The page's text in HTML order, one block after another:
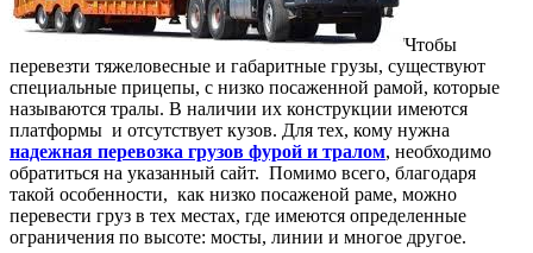
Чтобы
перевезти тяжеловесные и габаритные грузы, существуют
специальные прицепы, с низко посаженной рамой, которые
называются тралы. В наличии их конструкции имеются
платформы и отсутствует кузов. Для тех, кому нужна
надежная перевозка грузов фурой и тралом, необходимо
обратиться на указанный сайт. Помимо всего, благодаря
такой особенности, как низко посаженой раме, можно
перевести груз в тех местах, где имеются определенные
ограничения по высоте: мосты, линии и многое другое.